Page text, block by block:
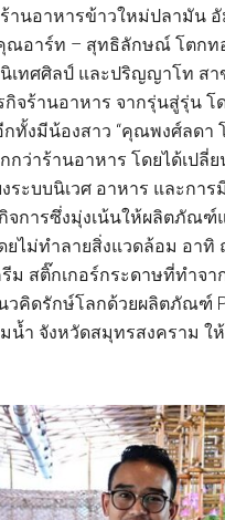
านอาหารข้าวใหม่ปลามัน
ณอาร์ท – สุทธิลักษณ์ โตกท
ทศศิลป์ และปริญญาโท สา
จร้านอาหาร จากรุ่นสู่รุ่น
ทั้งมีน้องสาว “คุณพงศ์ลดา
กว่าร้านอาหาร โดยได้เป
ระบบนิเวศ อาหาร และกา
การซึ่งมุ่งเน้นให้ผลิตภัณฑ์
ยไม่ทำลายสิ่งแวดล้อม อา
สติ๊กเกอร์กระดาษที่ทำจา
คิดรักษ์โลกด้วยผลิตภัณฑ์
ำ จังหวัดสมุทรสงคราม ใ